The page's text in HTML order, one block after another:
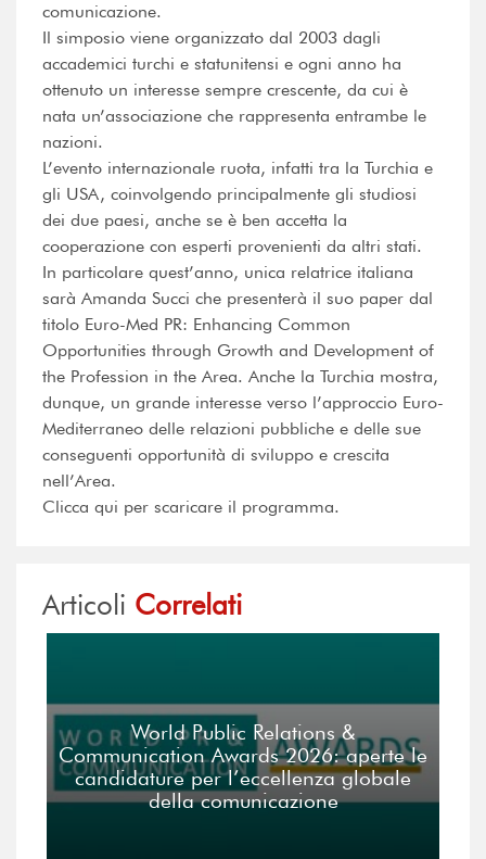
comunicazione.
Il simposio viene organizzato dal 2003 dagli
accademici turchi e statunitensi e ogni anno ha
ottenuto un interesse sempre crescente, da cui è
nata un’associazione che rappresenta entrambe le
nazioni.
L’evento internazionale ruota, infatti tra la Turchia e
gli USA, coinvolgendo principalmente gli studiosi
dei due paesi, anche se è ben accetta la
cooperazione con esperti provenienti da altri stati.
In particolare quest’anno, unica relatrice italiana
sarà Amanda Succi che presenterà il suo paper dal
titolo Euro-Med PR: Enhancing Common
Opportunities through Growth and Development of
the Profession in the Area. Anche la Turchia mostra,
dunque, un grande interesse verso l’approccio Euro-
Mediterraneo delle relazioni pubbliche e delle sue
conseguenti opportunità di sviluppo e crescita
nell’Area.
Clicca qui per scaricare il programma.
Articoli Correlati
World Public Relations &
Communication Awards 2026: aperte le
candidature per l’eccellenza globale
della comunicazione